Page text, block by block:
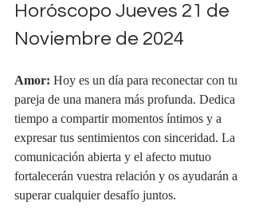
Horóscopo Jueves 21 de
Noviembre de 2024
Amor: Hoy es un día para reconectar con tu
pareja de una manera más profunda. Dedica
tiempo a compartir momentos íntimos y a
expresar tus sentimientos con sinceridad. La
comunicación abierta y el afecto mutuo
fortalecerán vuestra relación y os ayudarán a
superar cualquier desafío juntos.